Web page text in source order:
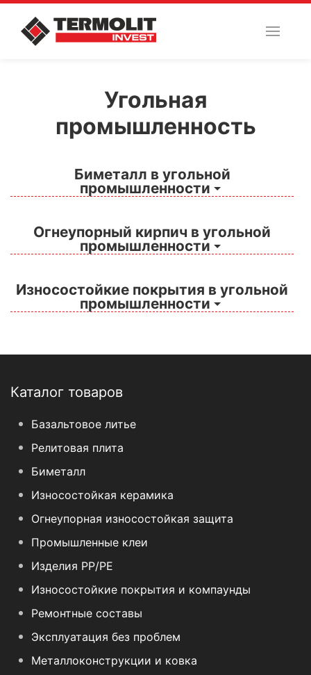
Угольная
промышленность
Биметалл в угольной
промышленности
Огнеупорный кирпич в угольной
промышленности
Износостойкие покрытия в угольной
промышленности
Каталог товаров
Базальтовое литье
Релитовая плита
Биметалл
Износостойкая керамика
Огнеупорная износостойкая защита
Промышленные клеи
Изделия PP/PE
Износостойкие покрытия и компаунды
Ремонтные составы
Эксплуатация без проблем
Металлоконструкции и ковка